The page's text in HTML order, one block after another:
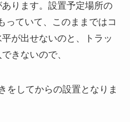
ります。設置予定場所の
っていて、このままではコ
が出せないのと、トラッ
きないので、
をしてからの設置となりま